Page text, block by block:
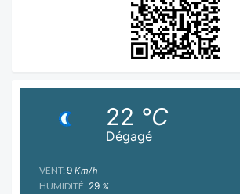
Dégagé
22 °C
VENT: 9 Km/h
HUMIDITÉ: 29 %